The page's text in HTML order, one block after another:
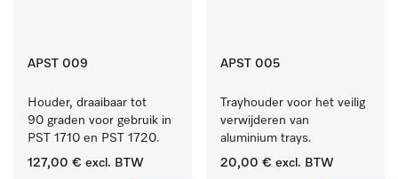
APST 009
Houder, draaibaar tot
90 graden voor gebruik in
PST 1710 en PST 1720.
127,00 € excl. BTW
APST 005
Trayhouder voor het veilig
verwijderen van
aluminium trays.
20,00 € excl. BTW